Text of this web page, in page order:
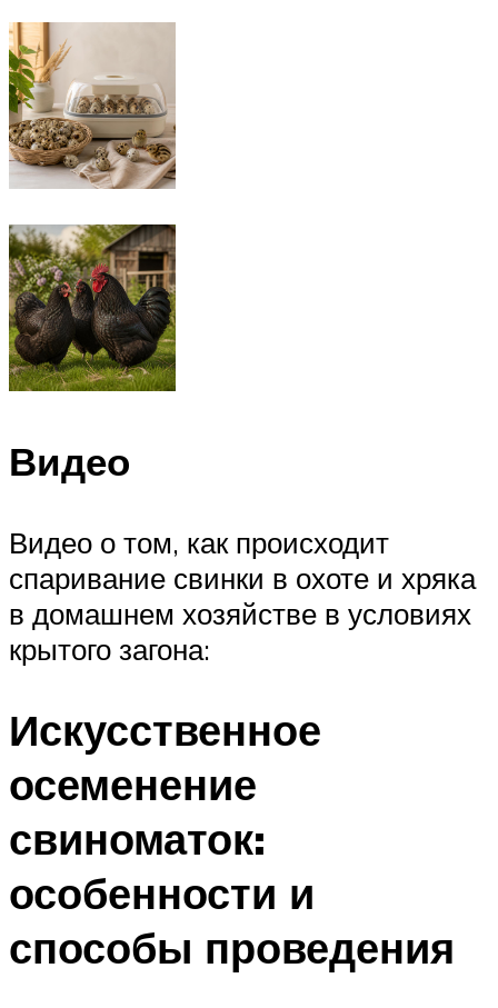
Видео
Видео о том, как происходит
спаривание свинки в охоте и хряка
в домашнем хозяйстве в условиях
крытого загона:
Искусственное
осеменение
свиноматок:
особенности и
способы проведения